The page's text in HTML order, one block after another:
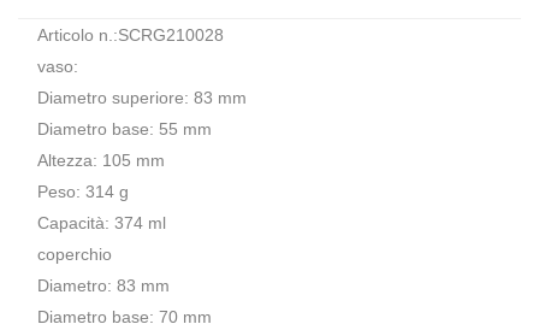
Articolo n.:SCRG210028
vaso:
Diametro superiore: 83 mm
Diametro base: 55 mm
Altezza: 105 mm
Peso: 314 g
Capacità: 374 ml
coperchio
Diametro: 83 mm
Diametro base: 70 mm